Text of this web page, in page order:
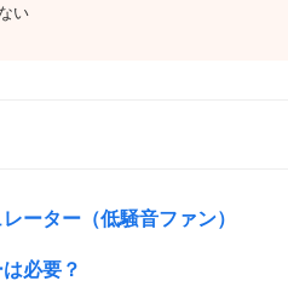
い
ーター（低騒音ファン）
必要？